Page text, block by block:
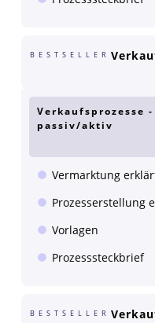
BESTSELLER
Verkaufsprozesse
passiv/aktiv
Vermarktung
Prozesserstellung
Vorlagen
Prozesssteckbrief
BESTSELLER